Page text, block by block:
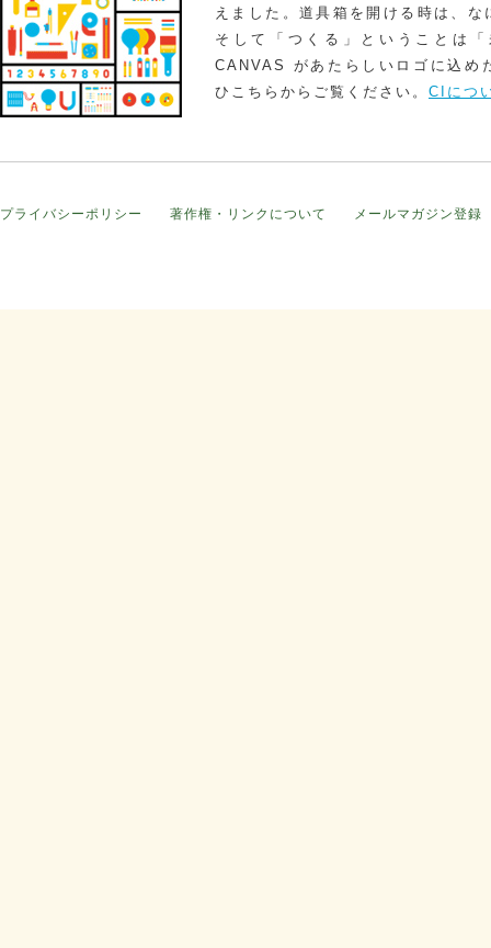
えました。道具箱を開ける時は、
そして「つくる」ということは
CANVAS があたらしいロゴに込め
ひこちらからご覧ください。 CIにつ
プライバシーポリシー 著作権・リンクについて メールマガジン登録